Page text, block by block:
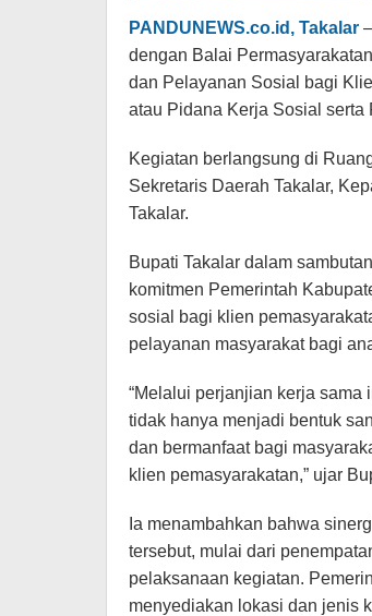
PANDUNEWS.co.id, Takalar
dengan Balai
dan Pelayanan Sosial bagi
atau Pidana Kerja Sosial serta
Kegiatan berlangsung di
Sekretaris Daerah Takalar,
Takalar.
Bupati Takalar dalam
komitmen Pemerintah
sosial bagi klien
pelayanan masyarakat bagi
“Melalui perjanjian kerja sama
tidak hanya menjadi bentuk
dan bermanfaat bagi
klien pemasyarakatan,” ujar
Ia menambahkan bahwa
tersebut, mulai dari
pelaksanaan kegiatan.
menyediakan lokasi dan jenis